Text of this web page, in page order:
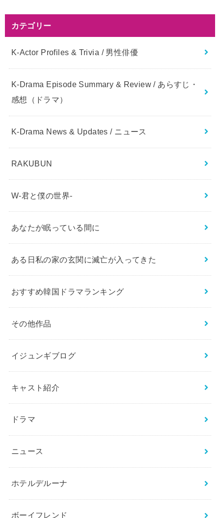
カテゴリー
K-Actor Profiles & Trivia / 男性俳優
K-Drama Episode Summary & Review / あらすじ・
感想（ドラマ）
K-Drama News & Updates / ニュース
RAKUBUN
W-君と僕の世界-
あなたが眠っている間に
ある日私の家の玄関に滅亡が入ってきた
おすすめ韓国ドラマランキング
その他作品
イジュンギブログ
キャスト紹介
ドラマ
ニュース
ホテルデルーナ
ボーイフレンド